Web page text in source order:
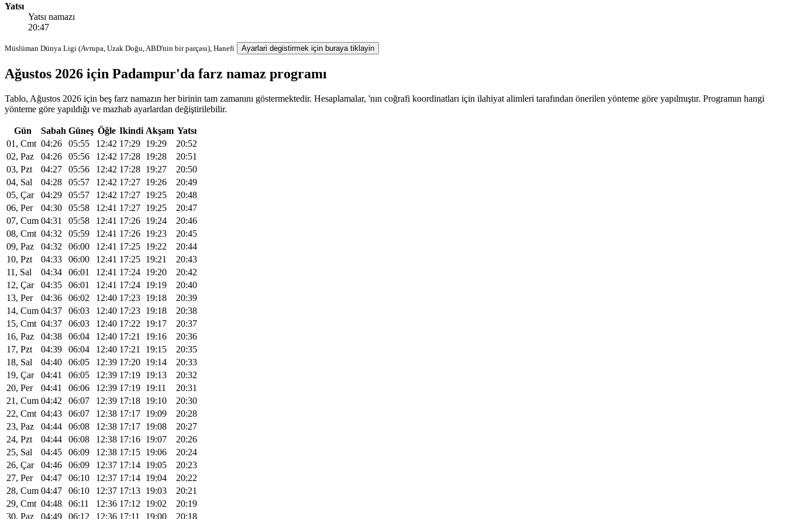
Yatsı
Yatsı namazı
20:47
Müslüman Dünya Ligi (Avrupa, Uzak Doğu, ABD'nin bir parçası), Hanefi Ayarlari degistirmek için buraya tiklayin
Ağustos 2026 için Padampur'da farz namaz programı
Tablo, Ağustos 2026 için beş farz namazın her birinin tam zamanını göstermektedir. Hesaplamalar, 'nın coğrafi koordinatları için ilahiyat alimleri tarafından önerilen yönteme göre yapılmıştır. Programın hangi
yönteme göre yapıldığı ve mazhab ayarlardan değiştirilebilir.
Gün Sabah Güneş Öğle Ikindi Akşam Yatsı
01, Cmt 04:26 05:55 12:42 17:29 19:29
20:52
02, Paz
04:26 05:56 12:42 17:28 19:28
20:51
03, Pzt
04:27 05:56 12:42 17:28 19:27
20:50
04, Sal
04:28 05:57 12:42 17:27 19:26
20:49
05, Çar
04:29 05:57 12:42 17:27 19:25
20:48
06, Per
04:30 05:58 12:41 17:27 19:25
20:47
07, Cum 04:31 05:58 12:41 17:26 19:24
20:46
08, Cmt 04:32 05:59 12:41 17:26 19:23
20:45
09, Paz
04:32 06:00 12:41 17:25 19:22
20:44
10, Pzt
04:33 06:00 12:41 17:25 19:21
20:43
11, Sal
04:34 06:01 12:41 17:24 19:20
20:42
12, Çar
04:35 06:01 12:41 17:24 19:19
20:40
13, Per
04:36 06:02 12:40 17:23 19:18
20:39
14, Cum 04:37 06:03 12:40 17:23 19:18
20:38
15, Cmt 04:37 06:03 12:40 17:22 19:17
20:37
16, Paz
04:38 06:04 12:40 17:21 19:16
20:36
17, Pzt
04:39 06:04 12:40 17:21 19:15
20:35
18, Sal
04:40 06:05 12:39 17:20 19:14
20:33
19, Çar
04:41 06:05 12:39 17:19 19:13
20:32
20, Per
04:41 06:06 12:39 17:19 19:11
20:31
21, Cum 04:42 06:07 12:39 17:18 19:10
20:30
22, Cmt 04:43 06:07 12:38 17:17 19:09
20:28
23, Paz
04:44 06:08 12:38 17:17 19:08
20:27
24, Pzt
04:44 06:08 12:38 17:16 19:07
20:26
25, Sal
04:45 06:09 12:38 17:15 19:06
20:24
26, Çar
04:46 06:09 12:37 17:14 19:05
20:23
27, Per
04:47 06:10 12:37 17:14 19:04
20:22
28, Cum 04:47 06:10 12:37 17:13 19:03
20:21
29, Cmt 04:48 06:11 12:36 17:12 19:02
20:19
30, Paz
04:49 06:12 12:36 17:11 19:00
20:18